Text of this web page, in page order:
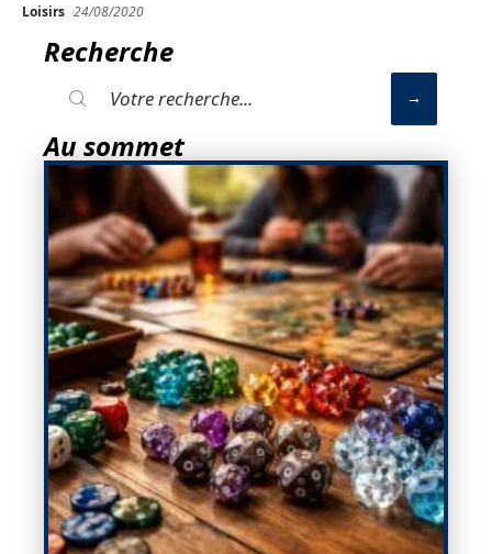
Loisirs 24/08/2020
Recherche
Au sommet